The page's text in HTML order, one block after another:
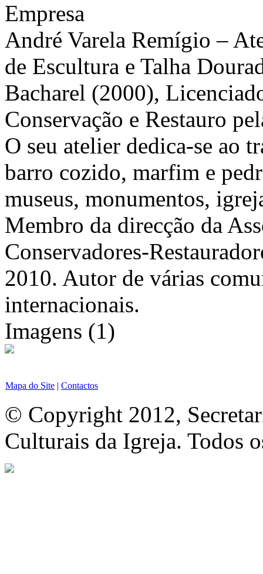
Empresa
André Varela Remígio –
de Escultura e Talha
Bacharel (2000),
Conservação e Restauro
O seu atelier dedica-se ao
barro cozido, marfim e
museus, monumentos,
Membro da direcção da
Conservadores-
2010. Autor de várias
internacionais.
Imagens (1)
Mapa do Site | Contactos
© Copyright 2012,
Culturais da Igreja. Todos